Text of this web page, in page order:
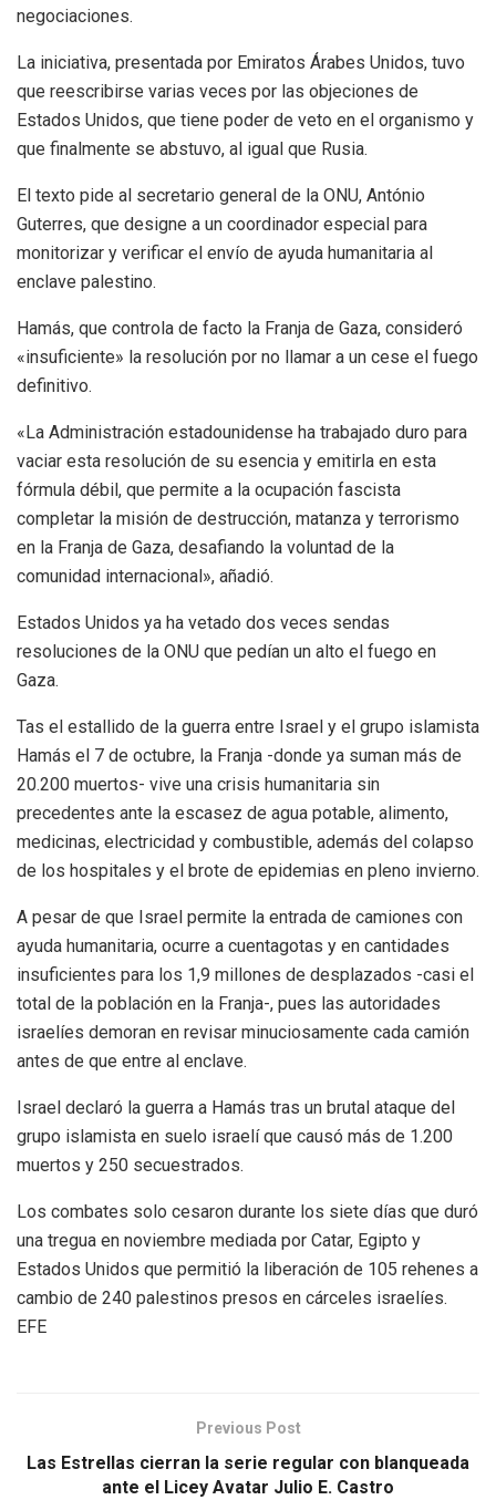
negociaciones.
La iniciativa, presentada por Emiratos Árabes Unidos, tuvo
que reescribirse varias veces por las objeciones de
Estados Unidos, que tiene poder de veto en el organismo y
que finalmente se abstuvo, al igual que Rusia.
El texto pide al secretario general de la ONU, António
Guterres, que designe a un coordinador especial para
monitorizar y verificar el envío de ayuda humanitaria al
enclave palestino.
Hamás, que controla de facto la Franja de Gaza, consideró
«insuficiente» la resolución por no llamar a un cese el fuego
definitivo.
«La Administración estadounidense ha trabajado duro para
vaciar esta resolución de su esencia y emitirla en esta
fórmula débil, que permite a la ocupación fascista
completar la misión de destrucción, matanza y terrorismo
en la Franja de Gaza, desafiando la voluntad de la
comunidad internacional», añadió.
Estados Unidos ya ha vetado dos veces sendas
resoluciones de la ONU que pedían un alto el fuego en
Gaza.
Tas el estallido de la guerra entre Israel y el grupo islamista
Hamás el 7 de octubre, la Franja -donde ya suman más de
20.200 muertos- vive una crisis humanitaria sin
precedentes ante la escasez de agua potable, alimento,
medicinas, electricidad y combustible, además del colapso
de los hospitales y el brote de epidemias en pleno invierno.
A pesar de que Israel permite la entrada de camiones con
ayuda humanitaria, ocurre a cuentagotas y en cantidades
insuficientes para los 1,9 millones de desplazados -casi el
total de la población en la Franja-, pues las autoridades
israelíes demoran en revisar minuciosamente cada camión
antes de que entre al enclave.
Israel declaró la guerra a Hamás tras un brutal ataque del
grupo islamista en suelo israelí que causó más de 1.200
muertos y 250 secuestrados.
Los combates solo cesaron durante los siete días que duró
una tregua en noviembre mediada por Catar, Egipto y
Estados Unidos que permitió la liberación de 105 rehenes a
cambio de 240 palestinos presos en cárceles israelíes.
EFE
Previous Post
Las Estrellas cierran la serie regular con blanqueada
ante el Licey Avatar Julio E. Castro